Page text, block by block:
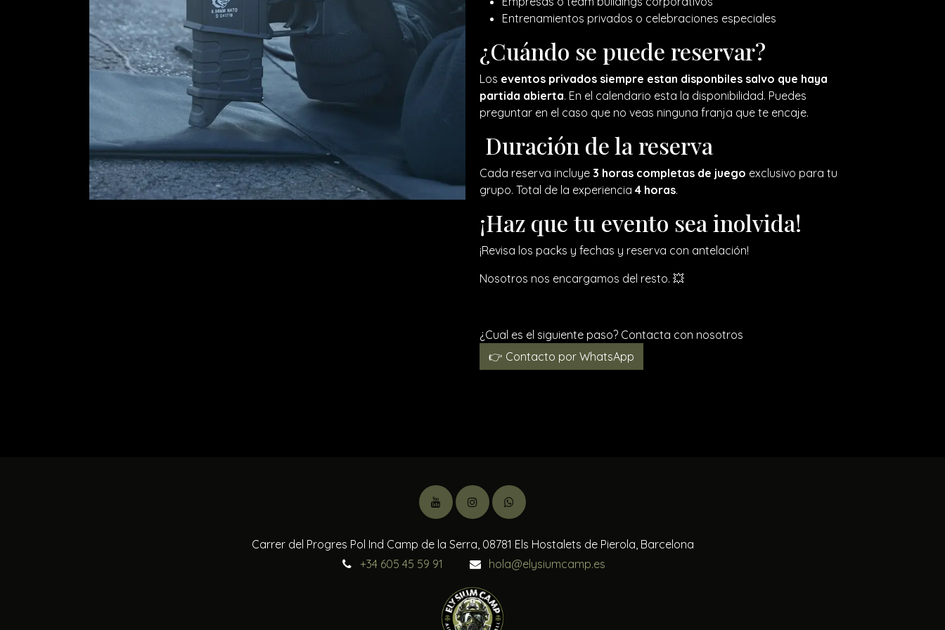
Entrenamientos privados o celebraciones especiales
¿Cuándo se puede reservar?
Los eventos privados siempre estan disponbiles salvo que haya
partida abierta. En el calendario esta la disponibilidad. Puedes
preguntar en el caso que no veas ninguna franja que te encaje.
Duración de la reserva
Cada reserva incluye 3 horas completas de juego exclusivo para tu
grupo. Total de la experiencia 4 horas.
¡Haz que tu evento sea inolvida!
¡Revisa los packs y fechas y reserva con antelación!
Nosotros nos encargamos del resto. 💥
¿Cual es el siguiente paso? Contacta con nosotros
👉 Contacto por WhatsApp
Carrer del Progres Pol Ind Camp de la Serra, 08781 Els Hostalets de Pierola, Barcelona
+34 605 45 59 91
hola@elysiumcamp.es